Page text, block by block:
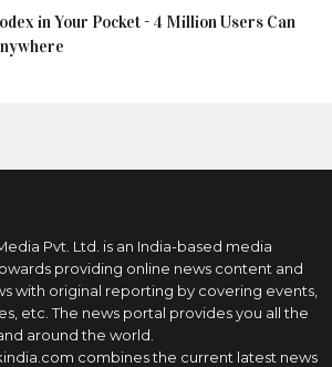
in Your Pocket - 4 Million Users Can
Pvt. Ltd. is an India-based media
providing online news content and
with original reporting by covering events,
etc. The news portal provides you all the
around the world.
combines the current latest news